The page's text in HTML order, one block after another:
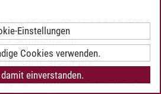
| 08:15 - 09:45 | 14.10.2024
Seminarraum
is about the
encounter with the rest
Einstellungen
Cookies verwenden.
einverstanden.